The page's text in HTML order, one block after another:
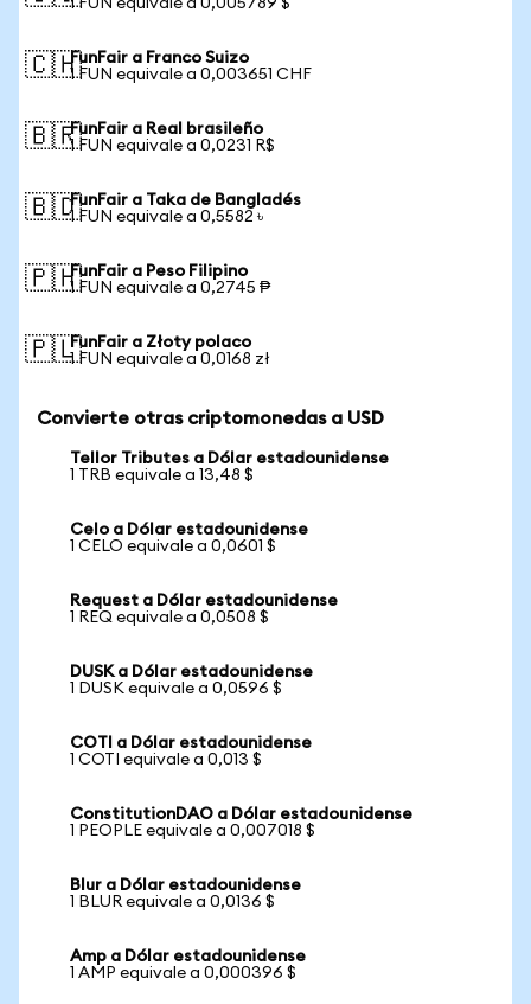
1 FUN equivale a 0,005789 $
🇨🇭FunFair a Franco Suizo
1 FUN equivale a 0,003651 CHF
🇧🇷FunFair a Real brasileño
1 FUN equivale a 0,0231 R$
🇧🇩FunFair a Taka de Bangladés
1 FUN equivale a 0,5582 ৳
🇵🇭FunFair a Peso Filipino
1 FUN equivale a 0,2745 ₱
🇵🇱FunFair a Złoty polaco
1 FUN equivale a 0,0168 zł
Convierte otras criptomonedas a USD
Tellor Tributes a Dólar estadounidense
1 TRB equivale a 13,48 $
Celo a Dólar estadounidense
1 CELO equivale a 0,0601 $
Request a Dólar estadounidense
1 REQ equivale a 0,0508 $
DUSK a Dólar estadounidense
1 DUSK equivale a 0,0596 $
COTI a Dólar estadounidense
1 COTI equivale a 0,013 $
ConstitutionDAO a Dólar estadounidense
1 PEOPLE equivale a 0,007018 $
Blur a Dólar estadounidense
1 BLUR equivale a 0,0136 $
Amp a Dólar estadounidense
1 AMP equivale a 0,000396 $